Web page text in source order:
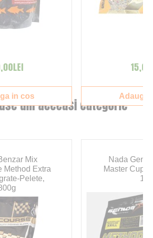
din aceeasi categorie
Mix
Method Extra
Pelete,
Nada
Master Cup
1kg
in cos Adauga